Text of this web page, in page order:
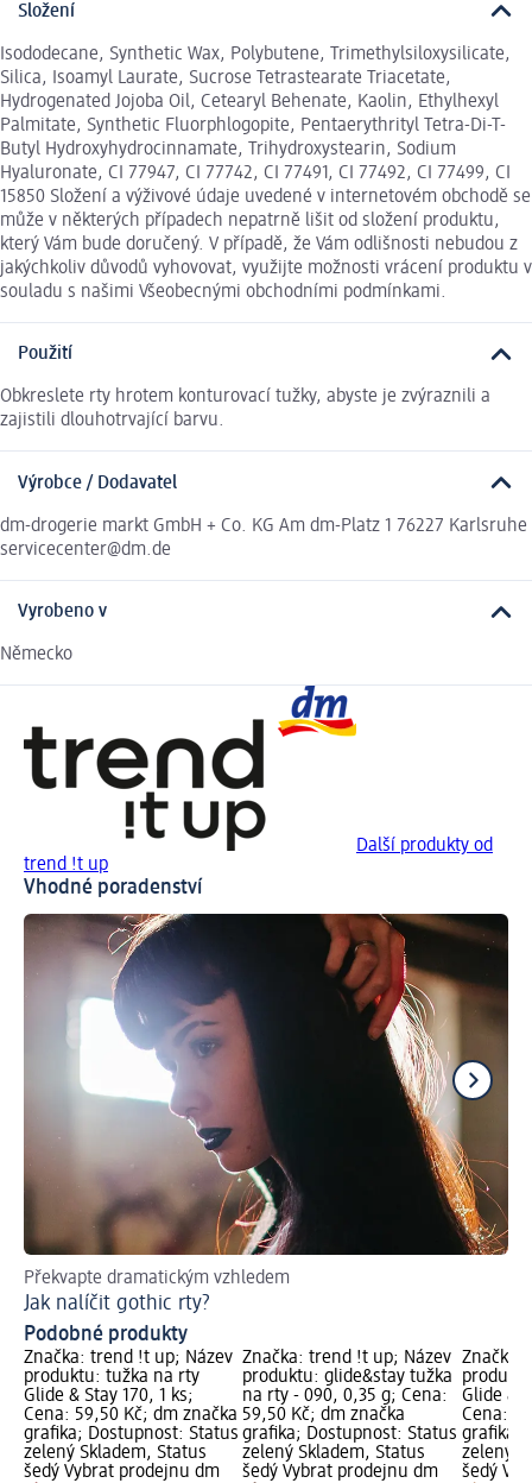
Složení
Isododecane, Synthetic Wax, Polybutene, Trimethylsiloxysilicate,
Silica, Isoamyl Laurate, Sucrose Tetrastearate Triacetate,
Hydrogenated Jojoba Oil, Cetearyl Behenate, Kaolin, Ethylhexyl
Palmitate, Synthetic Fluorphlogopite, Pentaerythrityl Tetra-Di-T-
Butyl Hydroxyhydrocinnamate, Trihydroxystearin, Sodium
Hyaluronate, CI 77947, CI 77742, CI 77491, CI 77492, CI 77499, CI
15850 Složení a výživové údaje uvedené v internetovém obchodě se
může v některých případech nepatrně lišit od složení produktu,
který Vám bude doručený. V případě, že Vám odlišnosti nebudou z
jakýchkoliv důvodů vyhovovat, využijte možnosti vrácení produktu v
souladu s našimi Všeobecnými obchodními podmínkami.
Použití
Obkreslete rty hrotem konturovací tužky, abyste je zvýraznili a
zajistili dlouhotrvající barvu.
Výrobce / Dodavatel
dm-drogerie markt GmbH + Co. KG Am dm-Platz 1 76227 Karlsruhe
servicecenter@dm.de
Vyrobeno v
Německo
Další produkty od
trend !t up
Vhodné poradenství
Překvapte dramatickým vzhledem
Jak nalíčit gothic rty?
Podobné produkty
Značka: trend !t up; Název
produktu: tužka na rty
Glide & Stay 170, 1 ks;
Cena: 59,50 Kč; dm značka
grafika; Dostupnost: Status
zelený Skladem, Status
šedý Vybrat prodejnu dm
Značka: trend !t up; Název
produktu: glide&stay tužka
na rty - 090, 0,35 g; Cena:
59,50 Kč; dm značka
grafika; Dostupnost: Status
zelený Skladem, Status
šedý Vybrat prodejnu dm
Značka:
Glide &
Cena:
grafika;
zelený
šedý